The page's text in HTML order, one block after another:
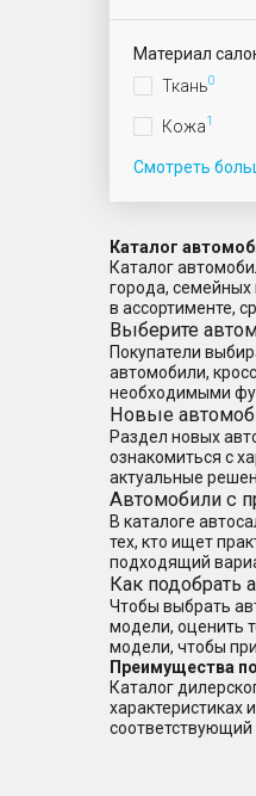
Материал
Ткань0
Кожа1
Смотреть
Каталог
Каталог
города, семейных
в ассортименте,
Выберите
Покупатели
автомобили,
необходимыми
Новые
Раздел новых
ознакомиться с
актуальные
Автомобили с
В каталоге
тех, кто ищет
подходящий
Как подобрать
Чтобы выбрать
модели, оценить
модели, чтобы
Преимущества
Каталог
характеристиках